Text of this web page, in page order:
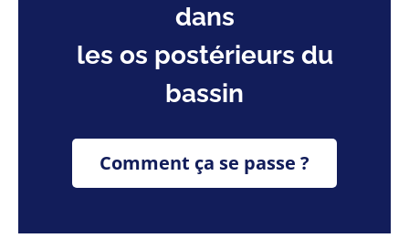
dans
les os postérieurs du
bassin
Comment ça se passe ?